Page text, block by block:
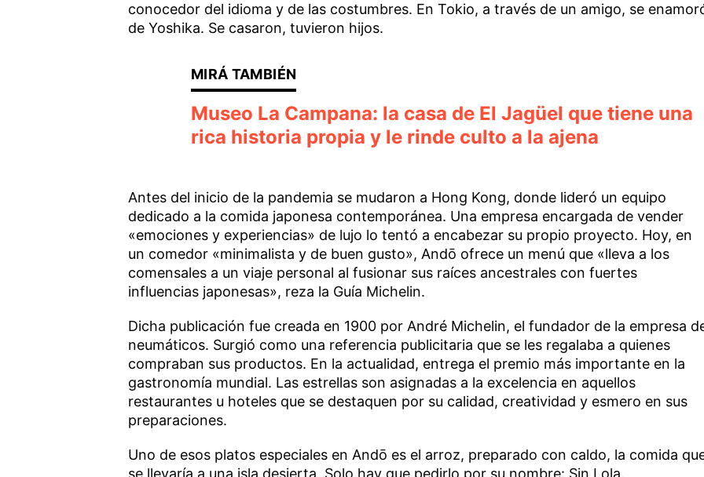
conocedor del idioma y de las costumbres. En Tokio, a través de un amigo, se
de Yoshika. Se casaron, tuvieron hijos.
Museo La Campana: la casa de El Jagüel que tiene una
rica historia propia y le rinde culto a la ajena
Antes del inicio de la pandemia se mudaron a Hong Kong, donde lideró un equipo
dedicado a la comida japonesa contemporánea. Una empresa encargada de vender
«emociones y experiencias» de lujo lo tentó a encabezar su propio proyecto. Hoy, en
un comedor «minimalista y de buen gusto», Andō ofrece un menú que «lleva a los
comensales a un viaje personal al fusionar sus raíces ancestrales con fuertes
influencias japonesas», reza la Guía Michelin.
Dicha publicación fue creada en 1900 por André Michelin, el fundador de la empresa
neumáticos. Surgió como una referencia publicitaria que se les regalaba a quienes
compraban sus productos. En la actualidad, entrega el premio más importante en la
gastronomía mundial. Las estrellas son asignadas a la excelencia en aquellos
restaurantes u hoteles que se destaquen por su calidad, creatividad y esmero en sus
preparaciones.
Uno de esos platos especiales en Andō es el arroz, preparado con caldo, la comida